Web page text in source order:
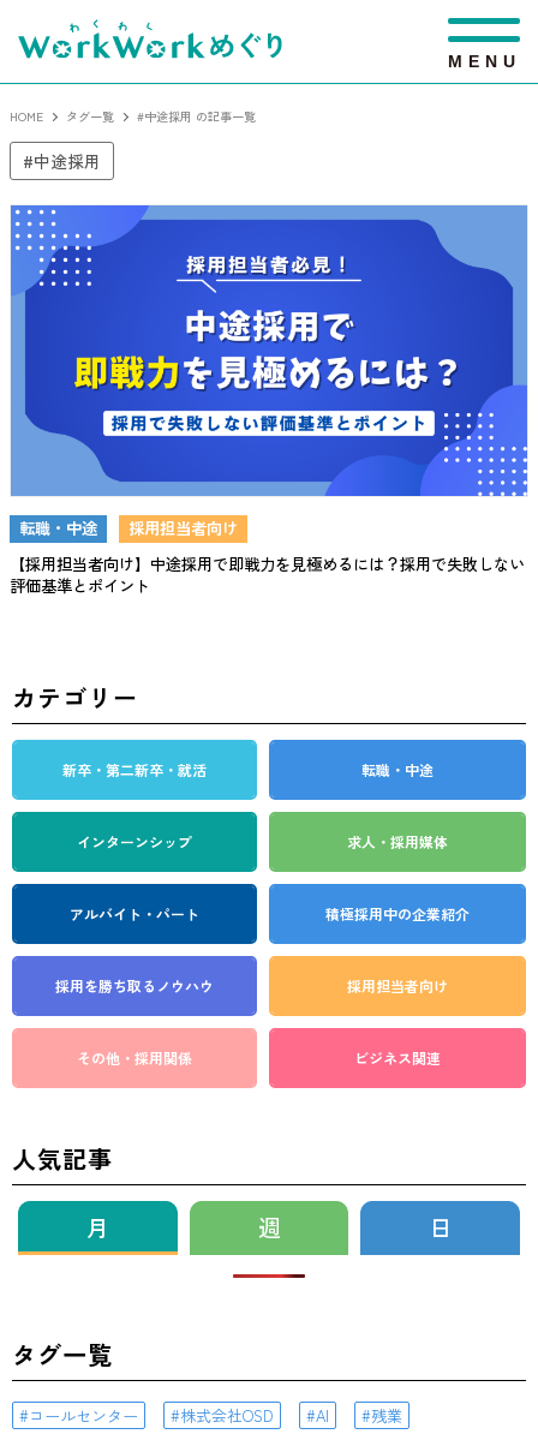
M E N U
HOME タグ一覧 #中途採用 の記事一覧
中途採用
転職・中途
採用担当者向け
【採用担当者向け】中途採用で即戦力を見極めるには？採用で失敗しない
評価基準とポイント
カテゴリー
新卒・第二新卒・就活 転職・中途
インターンシップ 求人・採用媒体
アルバイト・パート 積極採用中の企業紹介
採用を勝ち取る ノウハウ 採用担当者向け
その他・採用関係 ビジネス関連
人気記事
月 週 日
タグ一覧
コールセンター 株式会社OSD AI 残業